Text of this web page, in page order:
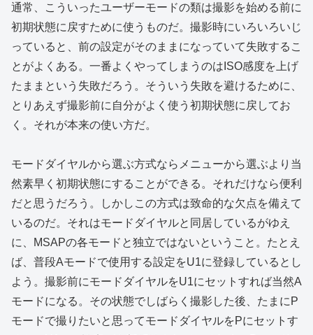
通常、こういったユーザーモードの類は撮影を始める前に
初期状態に戻すために使うものだ。撮影時にいろいろいじ
っていると、前の設定がそのままになっていて失敗するこ
とがよくある。一番よくやってしまうのはISO感度を上げ
たままという失敗だろう。そういう失敗を避けるために、
とりあえず撮影前に自分がよく使う初期状態に戻してお
く。それが本来の使い方だ。
モードダイヤルから選ぶ方式ならメニューから選ぶより当
然素早く初期状態にすることができる。それだけなら便利
だと思うだろう。しかしこの方式は致命的な欠点を備えて
いるのだ。それはモードダイヤルと同居しているがゆえ
に、MSAPの各モードと独立ではないということ。たとえ
ば、普段Aモードで使用する設定をU1に登録しているとし
よう。撮影前にモードダイヤルをU1にセットすれば当然A
モードになる。その状態でしばらく撮影した後、たまにP
モードで撮りたいと思ってモードダイヤルをPにセットす